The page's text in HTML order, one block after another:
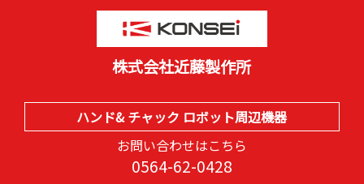
株式会社近藤製作所
ハンド& チャック ロボット周辺機器
お問い合わせはこちら
0564-62-0428
English
Chinese